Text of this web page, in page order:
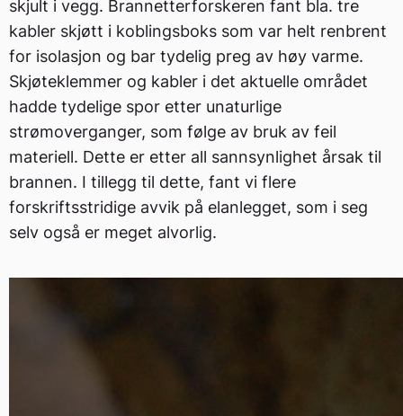
skjult i vegg. Brannetterforskeren fant bla. tre
kabler skjøtt i koblingsboks som var helt renbrent
for isolasjon og bar tydelig preg av høy varme.
Skjøteklemmer og kabler i det aktuelle området
hadde tydelige spor etter unaturlige
strømoverganger, som følge av bruk av feil
materiell. Dette er etter all sannsynlighet årsak til
brannen. I tillegg til dette, fant vi flere
forskriftsstridige avvik på elanlegget, som i seg
selv også er meget alvorlig.